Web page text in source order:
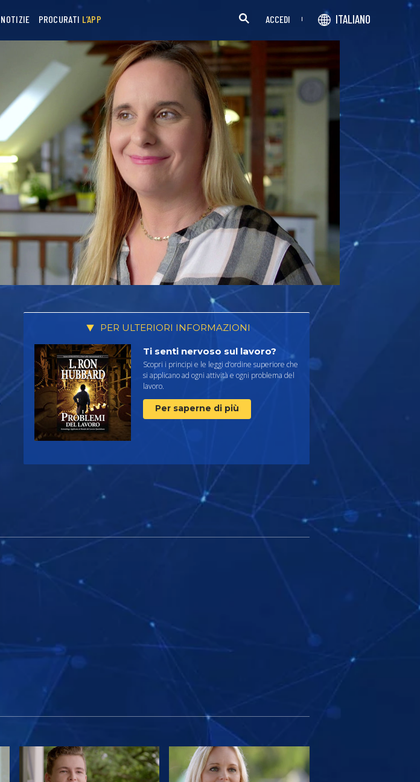
NOTIZIE PROCURATI L’APP ACCEDI ITALIANO
PER ULTERIORI INFORMAZIONI
Ti senti nervoso sul lavoro?
Scopri i principi e le leggi d’ordine superiore che
si applicano ad ogni attività e ogni problema del
lavoro.
Per saperne di più